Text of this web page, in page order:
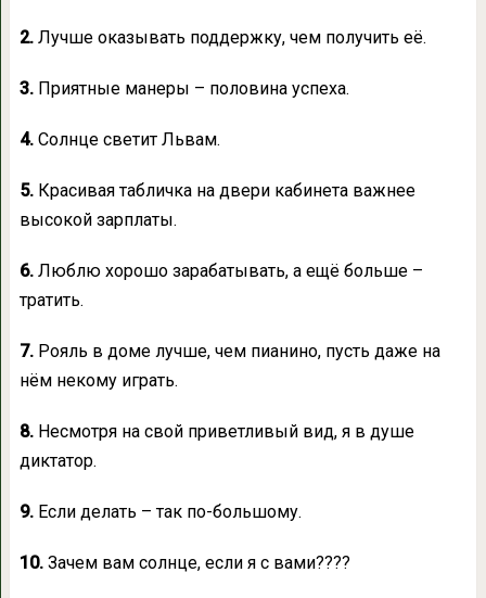
2.Лучше оказывать поддержку, чем получить её.
3.Приятные манеры – половина успеха.
4.Солнце светит Львам.
5.Красивая табличка на двери кабинета важнее
высокой зарплаты.
6.Люблю хорошо зарабатывать, а ещё больше –
тратить.
7.Рояль в доме лучше, чем пианино, пусть даже на
нём некому играть.
8.Несмотря на свой приветливый вид, я в душе
диктатор.
9.Если делать – так по-большому.
10.Зачем вам солнце, если я с вами????